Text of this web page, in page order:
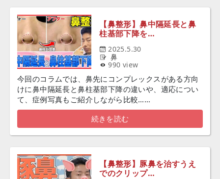
【鼻整形】鼻中隔延長と鼻
柱基部下降を…
2025.5.30
鼻
990 view
今回のコラムでは、鼻先にコンプレックスがある方向
けに鼻中隔延長と鼻柱基部下降の違いや、適応につい
て、症例写真もご紹介しながら比較……
続きを読む
【鼻整形】豚鼻を治すうえ
でのクリップ…